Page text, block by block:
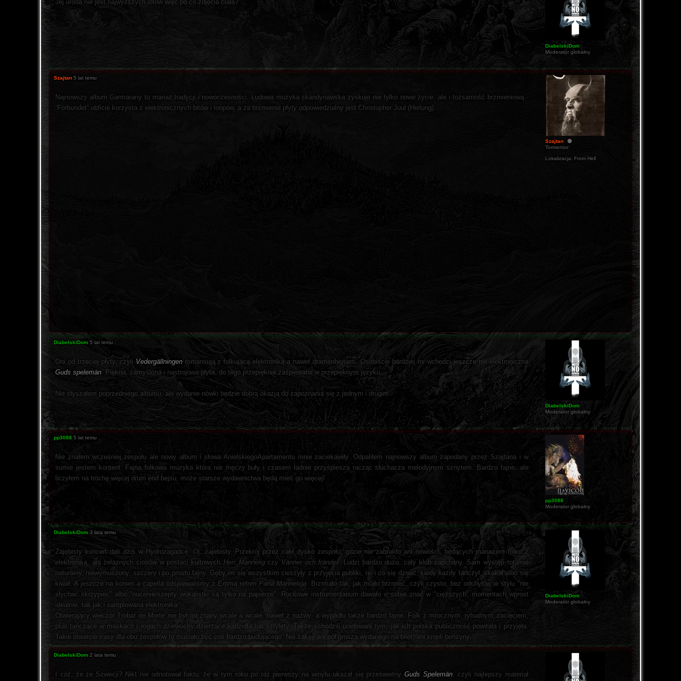
DiabelskiDom
Moderator globalny
Jej uroda nie jest najwyższych lotów więc po co zdjęcia ciała?
Szajtan
Tormentor
Lokalizacja: From Hell
Szajtan 5 lat temu
Najnowszy album Garmarany to mariaż tradycji i nowoczesności. Ludowa muzyka skandynawska zyskuje nie tylko nowe życie, ale i tożsamość brzmieniową -
“Förbundet” obficie korzysta z elektronicznych bitów i loopów, a za brzmienie płyty odpowiedzialny jest Christopher Juul (Heilung).
DiabelskiDom
Moderator globalny
DiabelskiDom 5 lat temu
Oni od trzeciej płyty, czyli Vedergällningenromansują z folkującą elektroniką a nawet dramenbejsem. Osobiście bardziej mi wchodzi jeszcze nie-elektroniczna
Guds spelemän. Piękna, zamyślona i nastrojowa płyta, do tego przepięknie zaśpiewana w przepięknym języku.
Nie słyszałem poprzedniego albumu, ale wydanie nówki będzie dobrą okazją do zapoznania się z jednym i drugim.
pp3088
Moderator globalny
pp3088 5 lat temu
Nie znałem wcześniej zespołu ale nowy album i słowa AnielskiegoApartamentu mnie zaciekawiły. Odpaliłem najnowszy album zapodany przez Szajtana i w
sumie jestem kontent. Fajna folkowa muzyka która nie męczy buły i czasem ładnie przyśpiesza racząc słuchacza melodyjnym sznytem. Bardzo fajne, ale
liczyłem na trochę więcej drum end bejsu, może starsze wydawnictwa będą mieć go więcej!
DiabelskiDom
Moderator globalny
DiabelskiDom 3 lata temu
Zajebisty koncert dali dziś w Hydrozagadce. Oj, zajebisty. Przekrój przez całe dysko zespołu, gdzie nie zabrakło ani nowości, będących mariażem folku z
elektroniką, ani żelaznych ciosów w postaci kultowych Herr Manneligczy Vänner och fränder. Ludzi bardzo dużo, cały klub zapchany. Sam występ totalnie
naturalny, niewymuszony, szczery i po prostu fajny. Gęby im się wszystkim cieszyły z przyjęcia publiki, no i co się dziwić, kiedy każdy tańczył, skakał albo się
kiwał. A jeszcze na koniec a capella odśpiewaliśmy z Emmą refren Pana Manneliga. Brzmiało tak, jak miało brzmieć, czyli czysto, bez odchyłów w stylu "nie
słychać skrzypiec" albo "nucenie/szepty wokalistki są tylko na papierze". Rockowe instrumentarium dawało o sobie znać w "cięższych" momentach wprost
idealnie, tak jak i samplowana elektronika.
Otwierający wieczór Trobar de Morte nie był mi znany wcale a wcale, nawet z nazwy, a wypadło także bardzo fajne. Folk z mrocznym, rytualnym zacięciem,
plus tańczące w maskach i rogach dziewuchy dzierżące kadzidła lub sztylety. Także schodzili uradowani tym, jak ich polska publiczność powitała i przyjęła.
Takie otwarcie trasy dla obu zespołów to musiało być coś bardzo budującego. Nie żałuję ani pół grosza wydanego na bilet, ani kropli benzyny.
DiabelskiDom 2 lata temu
I cóż, że ze Szwecji? Nikt nie odnotował faktu, że w tym roku po raz pierwszy na winylu ukazał się prześwietnyGuds Spelemän, czyli najlepszy materiał